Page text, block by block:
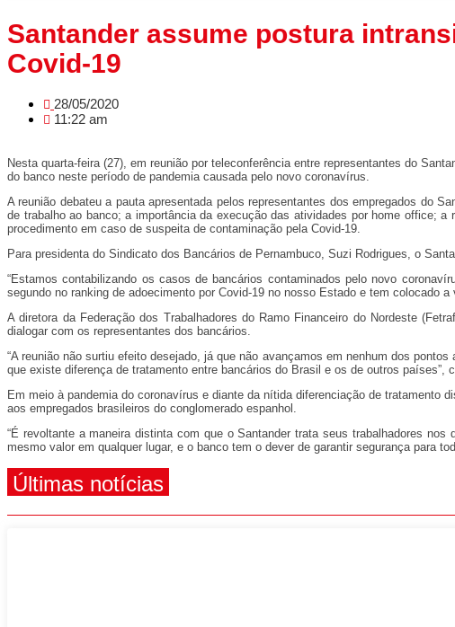
Santander assume postura
Covid-19
28/05/2020
11:22 am
Nesta quarta-feira (27), em reunião por teleconferência entre representantes do
do banco neste período de pandemia causada pelo novo coronavírus.
A reunião debateu a pauta apresentada pelos representantes dos empregados do
de trabalho ao banco; a importância da execução das atividades por home office;
procedimento em caso de suspeita de contaminação pela Covid-19.
Para presidenta do Sindicato dos Bancários de Pernambuco, Suzi Rodrigues, o
“Estamos contabilizando os casos de bancários contaminados pelo novo
segundo no ranking de adoecimento por Covid-19 no nosso Estado e tem colocado
A diretora da Federação dos Trabalhadores do Ramo Financeiro do Nordeste
dialogar com os representantes dos bancários.
“A reunião não surtiu efeito desejado, já que não avançamos em nenhum dos
que existe diferença de tratamento entre bancários do Brasil e os de outros países”,
Em meio à pandemia do coronavírus e diante da nítida diferenciação de tratamento
aos empregados brasileiros do conglomerado espanhol.
“É revoltante a maneira distinta com que o Santander trata seus trabalhadores
mesmo valor em qualquer lugar, e o banco tem o dever de garantir segurança para
Últimas notícias